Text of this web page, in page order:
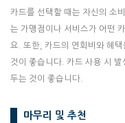
카드를 선택할 때는 자신의 소
는 가맹점이나 서비스가 어떤
요. 또한, 카드의 연회비와 혜
것이 좋습니다. 카드 사용 시
두는 것이 좋습니다.
마무리 및 추천